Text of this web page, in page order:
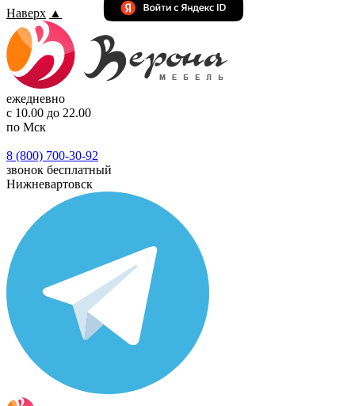
Наверх ▲
ежедневно
с 10.00 до 22.00
по Мск
8 (800) 700-30-92
звонок бесплатный
Нижневартовск